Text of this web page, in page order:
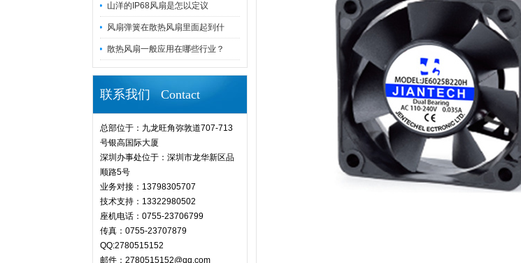
山洋的IP68风扇是怎以定议
风扇弹簧在散热风扇里面起到什
散热风扇一般应用在哪些行业？
联系我们 Contact
总部位于：九龙旺角弥敦道707-713
号银高国际大厦
深圳办事处位于：深圳市龙华新区品
顺路5号
业务对接：13798305707
技术支持：13322980502
座机电话：0755-23706799
传真：0755-23707879
QQ:2780515152
邮件：2780515152@qq.com